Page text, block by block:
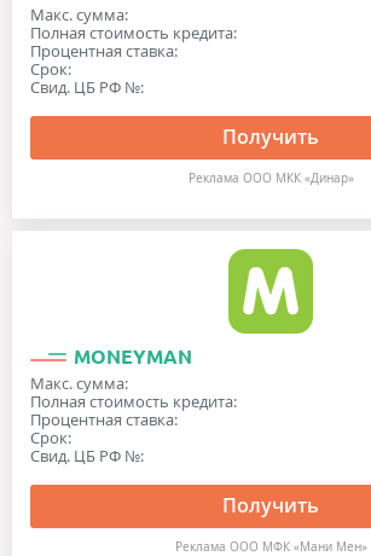
Макс. сумма:
Полная стоимость кредита:
Процентная ставка:
Срок:
Свид. ЦБ РФ №:
Получить
Реклама ООО МКК «Динар»
MONEYMAN
Макс. сумма:
Полная стоимость кредита:
Процентная ставка:
Срок:
Свид. ЦБ РФ №:
Получить
Реклама ООО МФК «Мани Мен»